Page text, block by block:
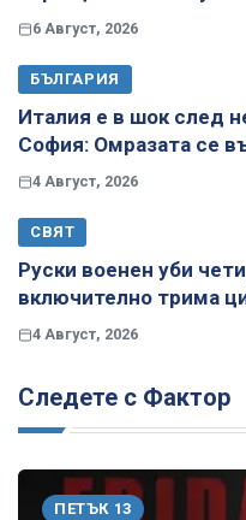
6 Август, 2026
БЪЛГАРИЯ
Италия е в шок след
София: Омразата се
4 Август, 2026
СВЯТ
Руски военен уби
включително трима
4 Август, 2026
Следете с Фактор
ПЕТЪК 13